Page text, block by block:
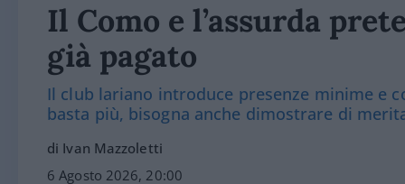
Il Como e l’assurda
già pagato
Il club lariano introduce presenze minime e
basta più, bisogna anche dimostrare di
di Ivan Mazzoletti
6 Agosto 2026, 20:00